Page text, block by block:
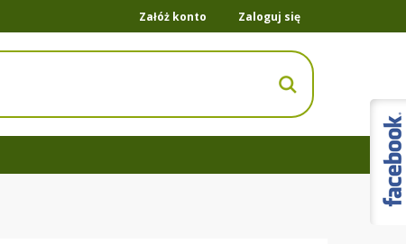
Zaloguj się
Załóż konto